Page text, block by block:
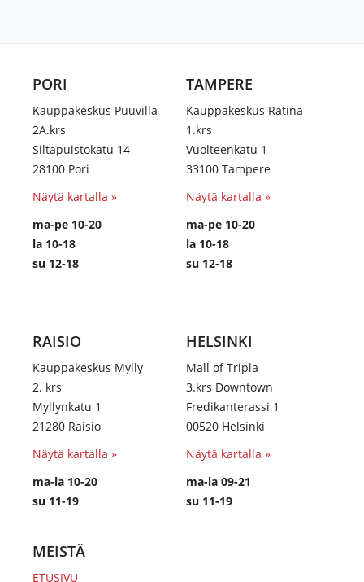
PORI
Kauppakeskus Puuvilla
2A.krs
Siltapuistokatu 14
28100 Pori
Näytä kartalla »
ma-pe 10-20
la 10-18
su 12-18
TAMPERE
Kauppakeskus Ratina
1.krs
Vuolteenkatu 1
33100 Tampere
Näytä kartalla »
ma-pe 10-20
la 10-18
su 12-18
RAISIO
Kauppakeskus Mylly
2. krs
Myllynkatu 1
21280 Raisio
Näytä kartalla »
ma-la 10-20
su 11-19
HELSINKI
Mall of Tripla
3.krs Downtown
Fredikanterassi 1
00520 Helsinki
Näytä kartalla »
ma-la 09-21
su 11-19
MEISTÄ
ETUSIVU